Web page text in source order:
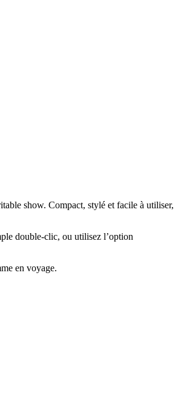
show. Compact, stylé et facile à utiliser,
double-clic, ou utilisez l’option
en voyage.